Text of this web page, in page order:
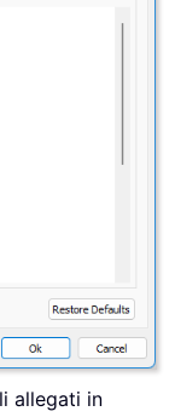
allegati in